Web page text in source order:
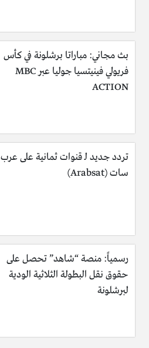
بث مجاني: مباراتا برشلونة في كأس
فريولي فينيتسيا جوليا عبر MBC
ACTION
تردد جديد لـ قنوات ثمانية على عرب
سات (Arabsat)
رسمياً: منصة “شاهد” تحصل على
حقوق نقل البطولة الثلاثية الودية
لبرشلونة